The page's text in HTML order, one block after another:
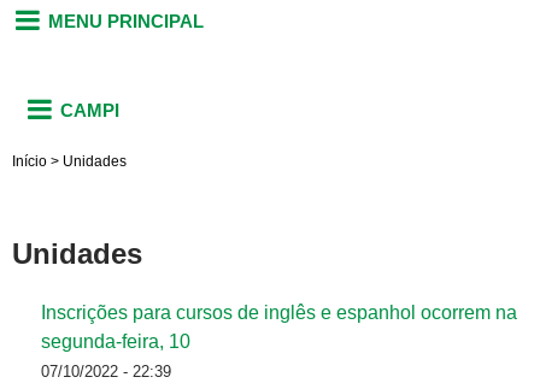
MENU PRINCIPAL
CAMPI
Início > Unidades
Unidades
Inscrições para cursos de inglês e espanhol ocorrem na
segunda-feira, 10
07/10/2022 - 22:39